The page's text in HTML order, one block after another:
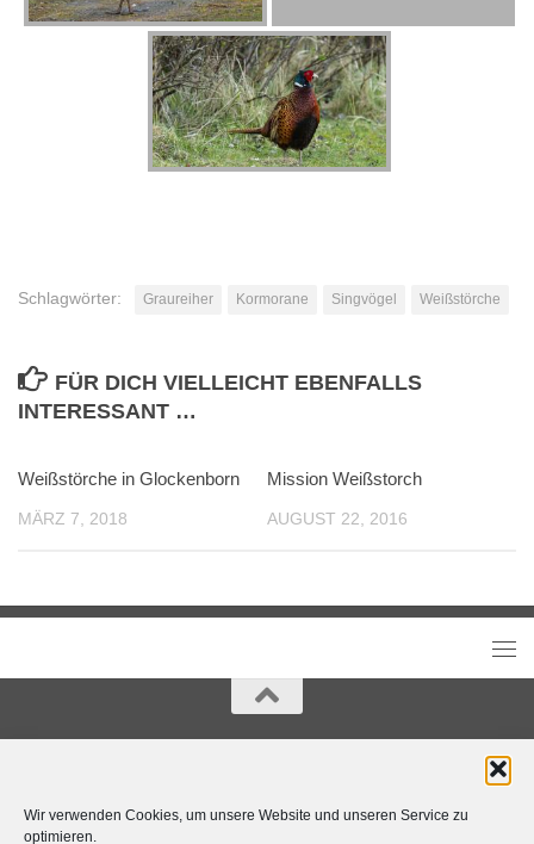
Wir verwenden Cookies, um unsere Website und unseren Service zu
optimieren.
Schlagwörter: Graureiher Kormorane Singvögel Weißstörche
FÜR DICH VIELLEICHT EBENFALLS
INTERESSANT …
Weißstörche in Glockenborn
MÄRZ 7, 2018
Mission Weißstorch
AUGUST 22, 2016